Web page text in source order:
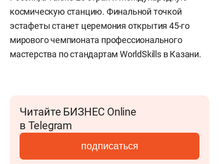
космическую станцию. Финальной точкой
эстафеты станет церемония открытия 45-го
мирового чемпионата профессионального
мастерства по стандартам WorldSkills в Казани.
Читайте БИЗНЕС Online
в Telegram
подписаться